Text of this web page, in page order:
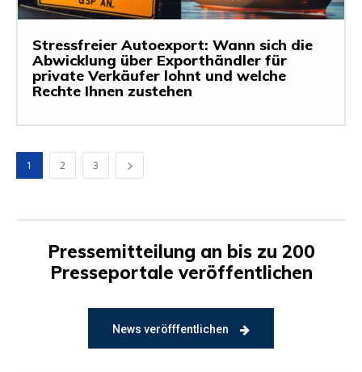
Stressfreier Autoexport: Wann sich die
Abwicklung über Exporthändler für
private Verkäufer lohnt und welche
Rechte Ihnen zustehen
1 2 3
Pressemitteilung an bis zu 200
Presseportale veröffentlichen
News veröfffentlichen